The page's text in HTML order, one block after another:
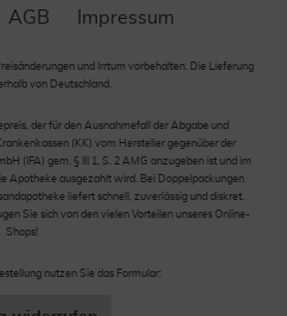
AGB Impressum
und Irrtum vorbehalten. Die Lieferung
von Deutschland.
der für den Ausnahmefall der Abgabe und
(KK) vom Hersteller gegenüber der
(IFA) gem. § III 1, S. 2 AMG anzugeben ist und im
Apotheke ausgezahlt wird. Bei Doppelpackungen
liefert schnell, zuverlässig und diskret.
Sie sich von den vielen Vorteilen unseres Online-
Shops!
nutzen Sie das Formular: